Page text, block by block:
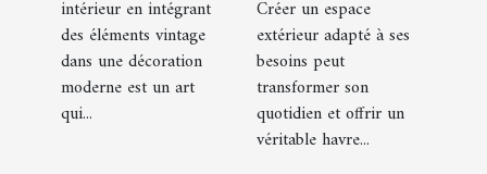
une décoration
moderne ?
intérieur en intégrant
des éléments vintage
dans une décoration
moderne est un art
qui...
balcon pour
votre espace
extérieur ?
Créer un espace
extérieur adapté à ses
besoins peut
transformer son
quotidien et offrir un
véritable havre...